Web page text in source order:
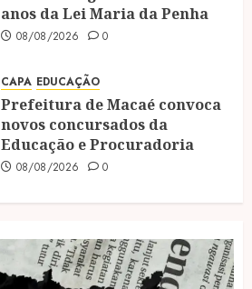
anos da Lei Maria da Penha
08/08/2026 0
CAPA EDUCAÇÃO
Prefeitura de Macaé convoca
novos concursados da
Educação e Procuradoria
08/08/2026 0